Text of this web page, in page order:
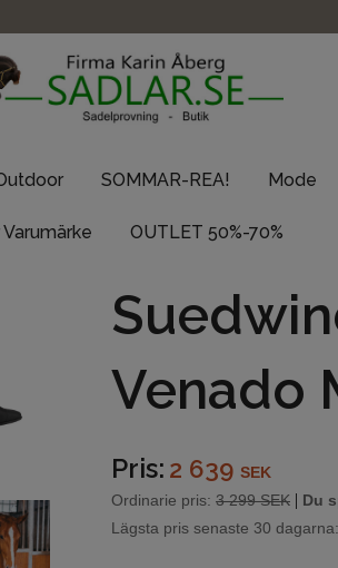
SOMMAR-REA! Mode
OUTLET 50%-70%
Venado
Pris: 2 639 SEK
Ordinarie pris: 3 299 SEK | Du
Lägsta pris senaste 30 dagarna: